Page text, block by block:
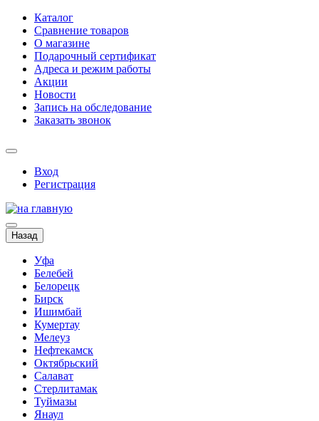
Каталог
Сравнение товаров
О магазине
Подарочный сертификат
Адреса и режим работы
Акции
Новости
Запись на обследование
Заказать звонок
Вход
Регистрация
Назад
Уфа
Белебей
Белорецк
Бирск
Ишимбай
Кумертау
Мелеуз
Нефтекамск
Октябрьский
Салават
Стерлитамак
Туймазы
Янаул